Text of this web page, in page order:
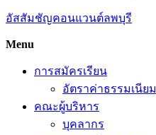
อัสสัมชัญคอนแวนต์ลพบุรี
Menu
การสมัครเรียน
อัตราค่าธรรมเนียม
คณะผู้บริหาร
บุคลากร